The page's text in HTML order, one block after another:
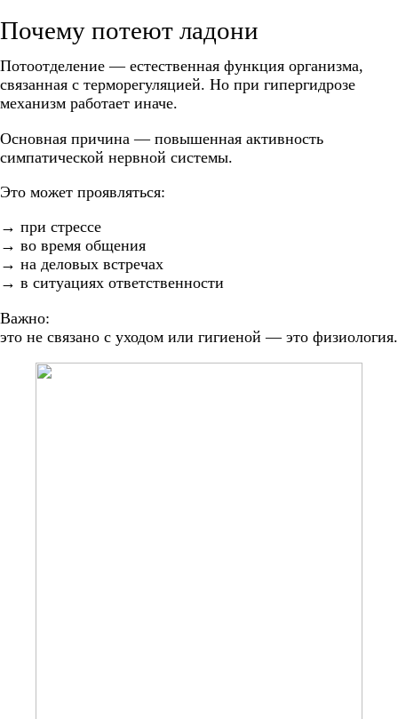
Почему потеют ладони
Потоотделение — естественная функция организма,
связанная с терморегуляцией. Но при гипергидрозе
механизм работает иначе.
Основная причина — повышенная активность
симпатической нервной системы.
Это может проявляться:
→ при стрессе
→ во время общения
→ на деловых встречах
→ в ситуациях ответственности
Важно:
это не связано с уходом или гигиеной — это физиология.